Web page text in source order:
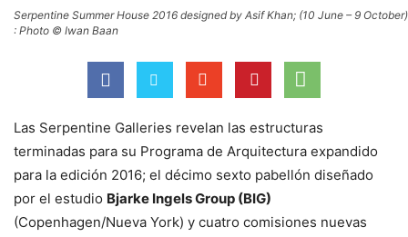
Serpentine Summer House 2016 designed by Asif Khan; (10 June – 9 October)
: Photo © Iwan Baan
Las Serpentine Galleries revelan las estructuras
terminadas para su Programa de Arquitectura expandido
para la edición 2016; el décimo sexto pabellón diseñado
por el estudio Bjarke Ingels Group (BIG)
(Copenhagen/Nueva York) y cuatro comisiones nuevas